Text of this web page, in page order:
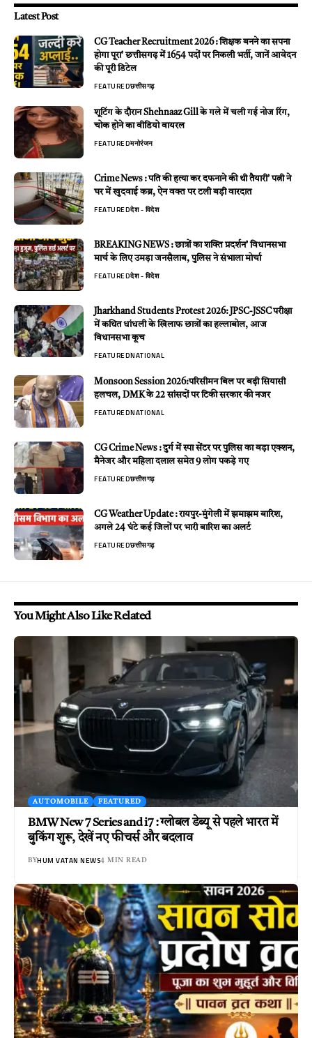
Latest Post
CG Teacher Recruitment 2026 : शिक्षक बनने का सपना
होगा पूरा’ छत्तीसगढ़ में 1654 पदों पर निकली भर्ती, जानें आवेदन
की पूरी डिटेल
FEATUREDछत्तीसगढ़
शूटिंग के दौरान Shehnaaz Gill के गले में चली गई नोज रिंग,
चोक होने का वीडियो वायरल
FEATUREDमनोरंजन
Crime News : पति की हत्या कर दफनाने की थी तैयारी’ पत्नी ने
घर में खुदवाई कब्र, ऐन वक्त पर टली बड़ी वारदात
FEATUREDदेश - विदेश
BREAKING NEWS : छात्रों का शक्ति प्रदर्शन’ विधानसभा
मार्च के लिए उमड़ा जनसैलाब, पुलिस ने संभाला मोर्चा
FEATUREDदेश - विदेश
Jharkhand Students Protest 2026: JPSC-JSSC परीक्षा
में कथित धांधली के खिलाफ छात्रों का हल्लाबोल, आज
विधानसभा कूच
FEATUREDNATIONAL
Monsoon Session 2026:परिसीमन बिल पर बढ़ी सियासी
हलचल, DMK के 22 सांसदों पर टिकी सरकार की नजर
FEATUREDNATIONAL
CG Crime News : दुर्ग में स्पा सेंटर पर पुलिस का बड़ा एक्शन,
मैनेजर और महिला दलाल समेत 9 लोग पकड़े गए
FEATUREDछत्तीसगढ़
CG Weather Update : रायपुर-मुंगेली में झमाझम बारिश,
अगले 24 घंटे कई जिलों पर भारी बारिश का अलर्ट
FEATUREDछत्तीसगढ़
You Might Also Like Related
AUTOMOBILE FEATURED
BMW New 7 Series and i7 : ग्लोबल डेब्यू से पहले भारत में
बुकिंग शुरू, देखें नए फीचर्स और बदलाव
BYHUM VATAN NEWS4 MIN READ